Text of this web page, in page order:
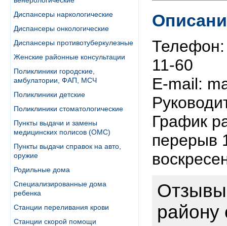
Диспансеры наркологические
Диспансеры онкологические
Диспансеры противотуберкулезные
Женские районные консультации
Поликлиники городские,
амбулатории, ФАП, МСЧ
Поликлиники детские
Поликлиники стоматологические
Пункты выдачи и замены
медицинских полисов (ОМС)
Пункты выдачи справок на авто,
оружие
Родильные дома
Специализированные дома
ребенка
Станции переливания крови
Станции скорой помощи
11-60
E-mail:
График
перерыв
району